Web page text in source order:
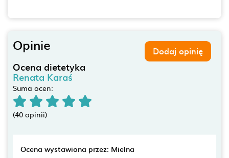
Opinie Dodaj opinię
Ocena dietetyka
Renata Karaś
Suma ocen:
(40 opinii)
Ocena wystawiona przez: Mielna